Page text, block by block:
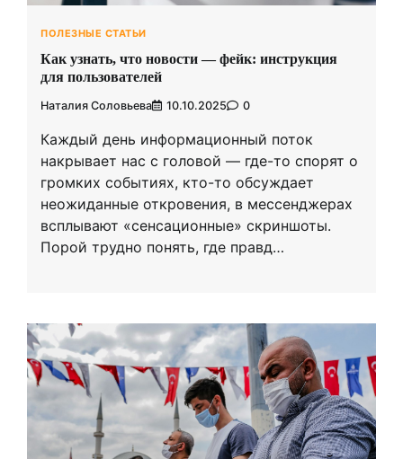
ПОЛЕЗНЫЕ СТАТЬИ
Как узнать, что новости — фейк: инструкция
для пользователей
Наталия Соловьева 10.10.2025 0
Каждый день информационный поток
накрывает нас с головой — где-то спорят о
громких событиях, кто-то обсуждает
неожиданные откровения, в мессенджерах
всплывают «сенсационные» скриншоты.
Порой трудно понять, где правд…